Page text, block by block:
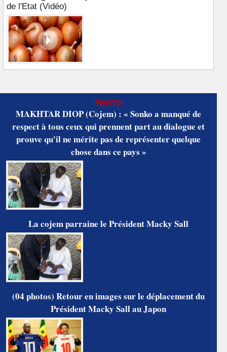
de l'Etat (Vidéo)
PHOTO
MAKHTAR DIOP (Cojem) : « Sonko a manqué de
respect à tous ceux qui prennent part au dialogue et
prouve qu'il ne mérite pas de représenter quelque
chose dans ce pays »
La cojem parraine le Président Macky Sall
(04 photos) Retour en images sur le déplacement du
Président Macky Sall au Japon